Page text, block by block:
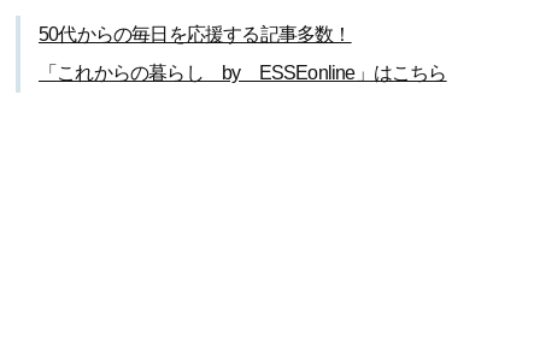
50代からの毎日を応援する記事多数！
「これからの暮らし by ESSEonline」はこちら